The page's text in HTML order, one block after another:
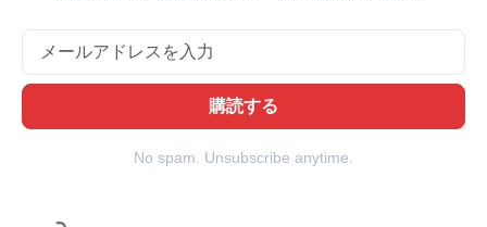
購読する
No spam. Unsubscribe anytime.